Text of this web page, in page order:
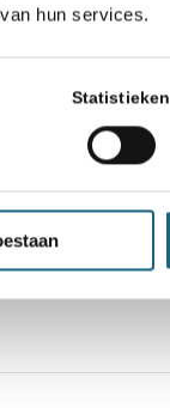
hun services.
Statistieken